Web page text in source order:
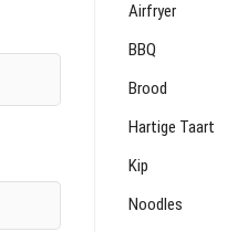
Airfryer
BBQ
Brood
Hartige Taart
Kip
Noodles